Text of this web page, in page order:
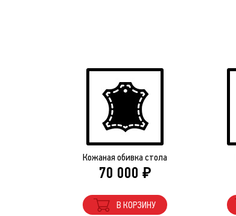
Кожаная обивка стола
70 000 ₽
В КОРЗИНУ